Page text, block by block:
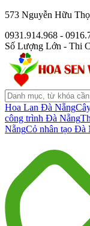
573 Nguyễn Hữu
0931.914.968 -
Số Lượng Lớn - Thi
Hoa Lan Đà Nẵng
công trình Đà Nẵng
NẵngCỏ nhân tạo Đà